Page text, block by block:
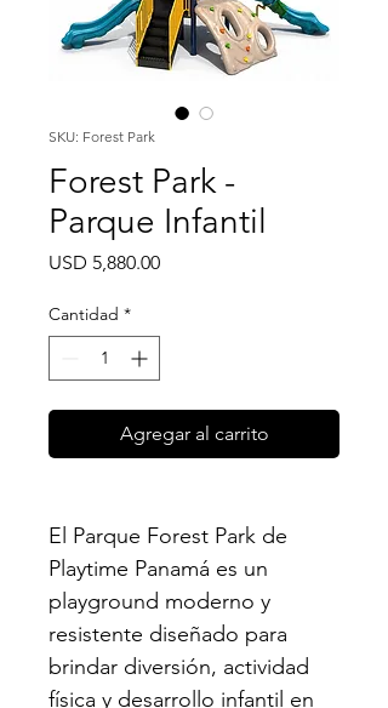
SKU: Forest Park
Forest Park -
Parque Infantil
USD 5,880.00Precio
Cantidad *
Agregar al carrito
El Parque Forest Park de
Playtime Panamá es un
playground moderno y
resistente diseñado para
brindar diversión, actividad
física y desarrollo infantil en